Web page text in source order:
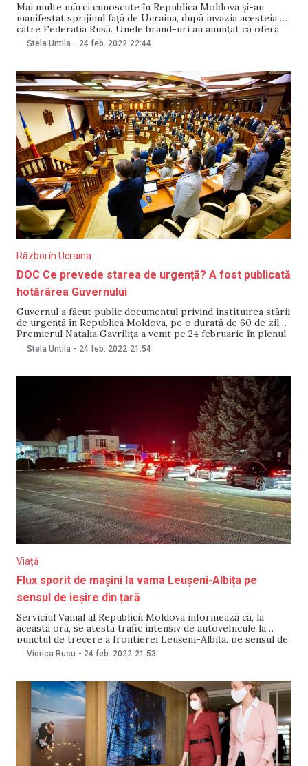
Mai multe mărci cunoscute în Republica Moldova și-au
manifestat sprijinul față de Ucraina, după invazia acesteia de
către Federația Rusă. Unele brand-uri au anunțat că oferă
ajutor refugiaților din țara vecină, altele s-au arătat dispuse
Stela Untila - 24 feb. 2022 22:44
Război în Ucraina
DOC Ce prevede starea de urgență? A fost publicată
hotărârea Guvernului
Guvernul a făcut public documentul privind instituirea stării
de urgență în Republica Moldova, pe o durată de 60 de zile.
Premierul Natalia Gavrilița a venit pe 24 februarie în plenul
Parlamentului și a cerut deputaților instituirea stării de
Stela Untila - 24 feb. 2022 21:54
Viață
Flux sporit de mașini la vama Leușeni-Albița pe
sensul de ieșire din țară
Serviciul Vamal al Republicii Moldova informează că, la
această oră, se atestă trafic intensiv de autovehicule la
punctul de trecere a frontierei Leușeni-Albița, pe sensul de
ieșire din țară, intrare în România. Potrivit informațiilor, pe
Viorica Rusu - 24 feb. 2022 21:53